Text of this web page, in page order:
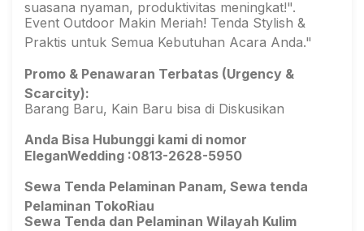
suasana nyaman, produktivitas meningkat!".
Event Outdoor Makin Meriah! Tenda Stylish &
Praktis untuk Semua Kebutuhan Acara Anda."
Promo & Penawaran Terbatas (Urgency &
Scarcity):
Barang Baru, Kain Baru bisa di Diskusikan
Anda Bisa Hubunggi kami di nomor
EleganWedding :0813-2628-5950
Sewa Tenda Pelaminan Panam, Sewa tenda
Pelaminan TokoRiau
Sewa Tenda dan Pelaminan Wilayah Kulim